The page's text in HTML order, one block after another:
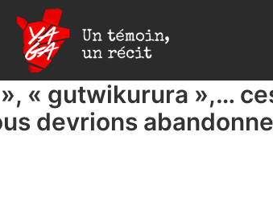
Yaga
Burundi
« gutwikurura »,…
devrions